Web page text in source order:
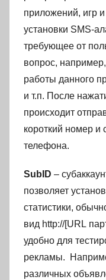
приложений, игр
установки SMS-
требующее от
вопрос,
работы данного
и т.п. После
происходит
короткий номер и
телефона.
SubID –
позволяет
статистики,
вид http://[URL
удобно для
рекламы.
различных